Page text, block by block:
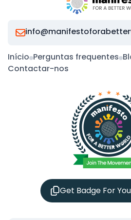
Início Perguntas frequentes
Contactar-nos
Get Badge For